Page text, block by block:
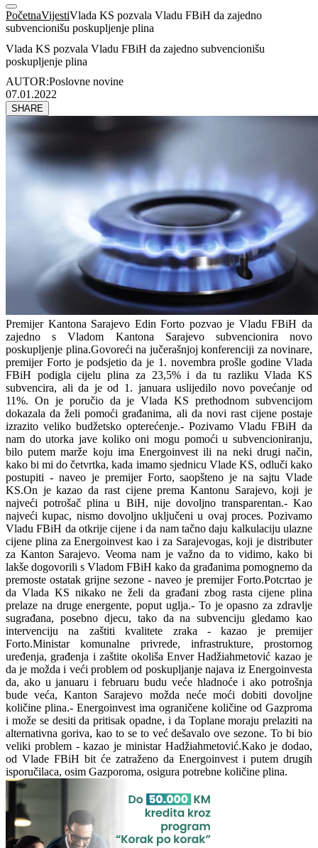
PočetnaVijestiVlada KS pozvala Vladu FBiH da zajedno
subvencionišu poskupljenje plina
Vlada KS pozvala Vladu FBiH da zajedno subvencionišu
poskupljenje plina
AUTOR:Poslovne novine
07.01.2022
SHARE
Premijer Kantona Sarajevo Edin Forto pozvao je Vladu FBiH da
zajedno s Vladom Kantona Sarajevo subvencionira novo
poskupljenje plina.Govoreći na jučerašnjoj konferenciji za novinare,
premijer Forto je podsjetio da je 1. novembra prošle godine Vlada
FBiH podigla cijelu plina za 23,5% i da tu razliku Vlada KS
subvencira, ali da je od 1. januara uslijedilo novo povećanje od
11%. On je poručio da je Vlada KS prethodnom subvencijom
dokazala da želi pomoći građanima, ali da novi rast cijene postaje
izrazito veliko budžetsko opterećenje.- Pozivamo Vladu FBiH da
nam do utorka jave koliko oni mogu pomoći u subvencioniranju,
bilo putem marže koju ima Energoinvest ili na neki drugi način,
kako bi mi do četvrtka, kada imamo sjednicu Vlade KS, odluči kako
postupiti - naveo je premijer Forto, saopšteno je na sajtu Vlade
KS.On je kazao da rast cijene prema Kantonu Sarajevo, koji je
najveći potrošač plina u BiH, nije dovoljno transparentan.- Kao
najveći kupac, nismo dovoljno uključeni u ovaj proces. Pozivamo
Vladu FBiH da otkrije cijene i da nam tačno daju kalkulaciju ulazne
cijene plina za Energoinvest kao i za Sarajevogas, koji je distributer
za Kanton Sarajevo. Veoma nam je važno da to vidimo, kako bi
lakše dogovorili s Vladom FBiH kako da građanima pomognemo da
premoste ostatak grijne sezone - naveo je premijer Forto.Potcrtao je
da Vlada KS nikako ne želi da građani zbog rasta cijene plina
prelaze na druge energente, poput uglja.- To je opasno za zdravlje
sugrađana, posebno djecu, tako da na subvenciju gledamo kao
intervenciju na zaštiti kvalitete zraka - kazao je premijer
Forto.Ministar komunalne privrede, infrastrukture, prostornog
uređenja, građenja i zaštite okoliša Enver Hadžiahmetović kazao je
da je možda i veći problem od poskupljanje najava iz Energoinvesta
da, ako u januaru i februaru budu veće hladnoće i ako potrošnja
bude veća, Kanton Sarajevo možda neće moći dobiti dovoljne
količine plina.- Energoinvest ima ograničene količine od Gazproma
i može se desiti da pritisak opadne, i da Toplane moraju prelaziti na
alternativna goriva, kao to se to već dešavalo ove sezone. To bi bio
veliki problem - kazao je ministar Hadžiahmetović.Kako je dodao,
od Vlade FBiH bit će zatraženo da Energoinvest i putem drugih
isporučilaca, osim Gazporoma, osigura potrebne količine plina.